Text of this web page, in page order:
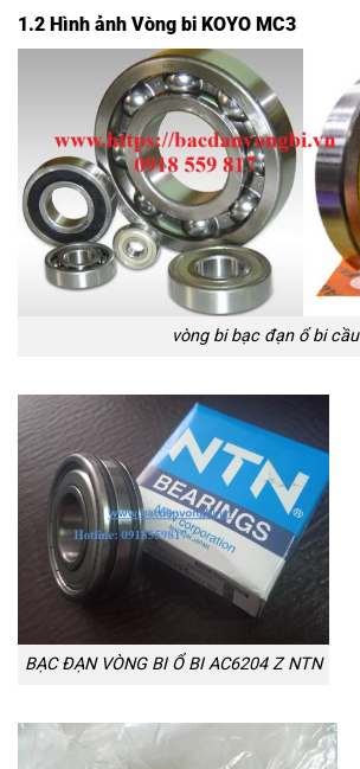
1.2 Hình ảnh Vòng bi KOYO MC3
vòng bi bạc đạn ổ bi cầu
BẠC ĐẠN VÒNG BI Ổ BI AC6204 Z NTN